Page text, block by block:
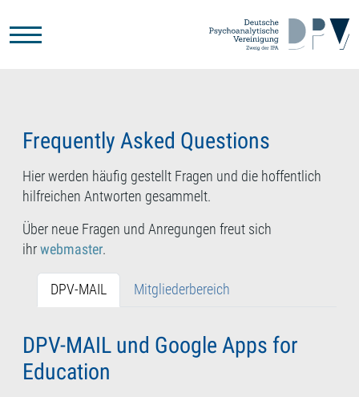
Frequently Asked Questions
Hier werden häufig gestellt Fragen und die hoffentlich
hilfreichen Antworten gesammelt.
Über neue Fragen und Anregungen freut sich
ihr webmaster.
DPV-MAIL Mitgliederbereich
DPV-MAIL und Google Apps for
Education